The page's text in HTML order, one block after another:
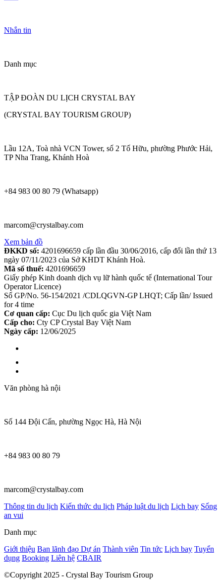
Nhắn tin
Danh mục
TẬP ĐOÀN DU LỊCH CRYSTAL BAY
(CRYSTAL BAY TOURISM GROUP)
Lầu 12A, Toà nhà VCN Tower, số 2 Tố Hữu, phường Phước Hải,
TP Nha Trang, Khánh Hoà
+84 983 00 80 79 (Whatsapp)
marcom@crystalbay.com
Xem bản đồ
ĐKKD số: 4201696659 cấp lần đầu 30/06/2016, cấp đổi lần thứ 13
ngày 07/11/2023 của Sở KHDT Khánh Hoà.
Mã số thuế: 4201696659
Giấy phép Kinh doanh dịch vụ lữ hành quốc tế (International Tour
Operator Licence)
Số GP/No. 56-154/2021 /CDLQGVN-GP LHQT; Cấp lần/ Issued
for 4 time
Cơ quan cấp: Cục Du lịch quốc gia Việt Nam
Cấp cho: Cty CP Crystal Bay Việt Nam
Ngày cấp: 12/06/2025
Văn phòng hà nội
Số 144 Đội Cấn, phường Ngọc Hà, Hà Nội
+84 983 00 80 79
marcom@crystalbay.com
Thông tin du lịch Kiến thức du lịch Pháp luật du lịch Lịch bay Sống
an vui
Danh mục
Giới thiệu Ban lãnh đạo Dự án Thành viên Tin tức Lịch bay Tuyển
dụng Booking Liên hệ CBAIR
©Copyright 2025 - Crystal Bay Tourism Group